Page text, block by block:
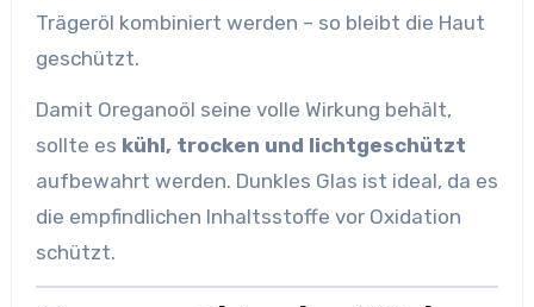
Trägeröl kombiniert werden – so bleibt die Haut
geschützt.
Damit Oreganoöl seine volle Wirkung behält,
sollte es kühl, trocken und lichtgeschützt
aufbewahrt werden. Dunkles Glas ist ideal, da es
die empfindlichen Inhaltsstoffe vor Oxidation
schützt.